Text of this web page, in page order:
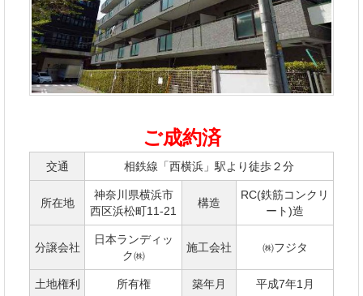
ご成約済
交通 相鉄線「西横浜」駅より徒歩２分
所在地
神奈川県横浜市
西区浜松町11-21
構造
RC(鉄筋コンクリ
ート)造
分譲会社
日本ランディッ
ク㈱
施工会社 ㈱フジタ
土地権利 所有権 築年月 平成7年1月